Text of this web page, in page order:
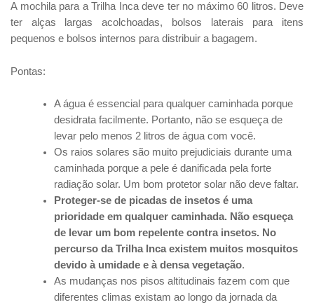
A mochila para a Trilha Inca deve ter no máximo 60 litros. Deve
ter alças largas acolchoadas, bolsos laterais para itens
pequenos e bolsos internos para distribuir a bagagem.
Pontas:
A água é essencial para qualquer caminhada porque
desidrata facilmente. Portanto, não se esqueça de
levar pelo menos 2 litros de água com você.
Os raios solares são muito prejudiciais durante uma
caminhada porque a pele é danificada pela forte
radiação solar. Um bom protetor solar não deve faltar.
Proteger-se de picadas de insetos é uma
prioridade em qualquer caminhada. Não esqueça
de levar um bom repelente contra insetos. No
percurso da Trilha Inca existem muitos mosquitos
devido à umidade e à densa vegetação.
As mudanças nos pisos altitudinais fazem com que
diferentes climas existam ao longo da jornada da